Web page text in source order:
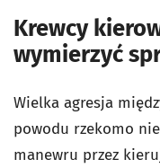
Krewcy
wymierzyć
Wielka agresja
powodu rzekomo
manewru przez